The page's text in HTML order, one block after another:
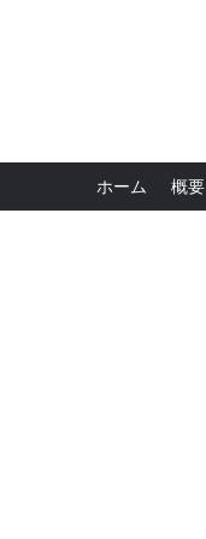
ホーム 概要